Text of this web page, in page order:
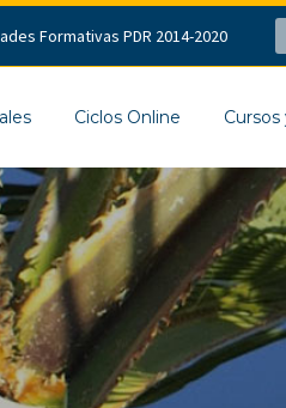
Formativas PDR 2014-2020
Ciclos Online Cursos